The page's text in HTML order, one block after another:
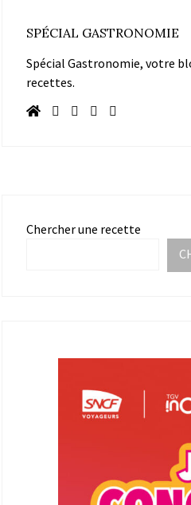
SPÉCIAL GASTRONOMIE
Spécial Gastronomie, votre
recettes.
Chercher une recette